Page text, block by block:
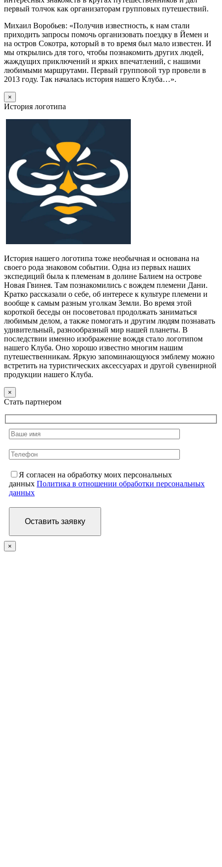
первый толчок как организаторам групповых путешествий.
Михаил Воробьев: «Получив известность, к нам стали
приходить запросы помочь организовать поездку в Йемен и
на остров Сокотра, который в то время был мало известен. И
мы открылись для того, чтобы познакомить других людей,
жаждущих приключений и ярких впечатлений, с нашими
любимыми маршрутами. Первый групповой тур провели в
2013 году. Так началась история нашего Клуба…».
×
История логотипа
История нашего логотипа тоже необычная и основана на
своего рода знаковом событии. Одна из первых наших
экспедиций была к племенам в долине Балием на острове
Новая Гвинея. Там познакомились с вождем племени Дани.
Кратко рассказали о себе, об интересе к культуре племени и
вообще к самым разным уголкам Земли. Во время этой
короткой беседы он посоветовал продолжать заниматься
любимым делом, а также помогать и другим людям познавать
удивительный, разнообразный мир нашей планеты. В
последствии именно изображение вождя стало логотипом
нашего Клуба. Оно хорошо известно многим нашим
путешественникам. Яркую запоминающуюся эмблему можно
встретить на туристических аксессуарах и другой сувенирной
продукции нашего Клуба.
×
Стать партнером
Я согласен на обработку моих персональных
данных Политика в отношении обработки персональных
данных
×